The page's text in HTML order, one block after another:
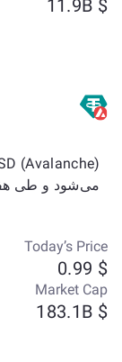
$ 11.9B
Today’s Price
$ 0.99
Market Cap
$ 183.1B